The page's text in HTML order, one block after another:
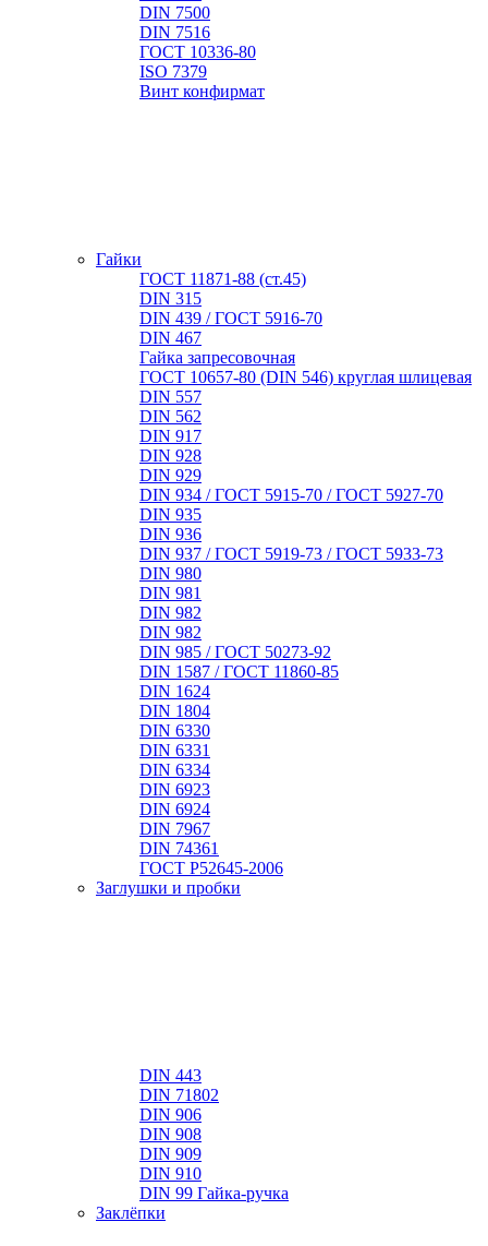
DIN 7500
DIN 7516
ГОСТ 10336-80
ISO 7379
Винт конфирмат
Гайки
ГОСТ 11871-88 (ст.45)
DIN 315
DIN 439 / ГОСТ 5916-70
DIN 467
Гайка запресовочная
ГОСТ 10657-80 (DIN 546) круглая шлицевая
DIN 557
DIN 562
DIN 917
DIN 928
DIN 929
DIN 934 / ГОСТ 5915-70 / ГОСТ 5927-70
DIN 935
DIN 936
DIN 937 / ГОСТ 5919-73 / ГОСТ 5933-73
DIN 980
DIN 981
DIN 982
DIN 982
DIN 985 / ГОСТ 50273-92
DIN 1587 / ГОСТ 11860-85
DIN 1624
DIN 1804
DIN 6330
DIN 6331
DIN 6334
DIN 6923
DIN 6924
DIN 7967
DIN 74361
ГОСТ Р52645-2006
Заглушки и пробки
DIN 443
DIN 71802
DIN 906
DIN 908
DIN 909
DIN 910
DIN 99 Гайка-ручка
Заклёпки